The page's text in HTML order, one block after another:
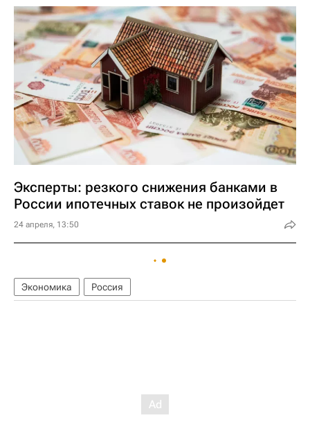
Эксперты: резкого снижения банками в
России ипотечных ставок не произойдет
24 апреля, 13:50
Экономика Россия